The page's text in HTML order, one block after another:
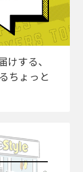
けする、
ちょっと